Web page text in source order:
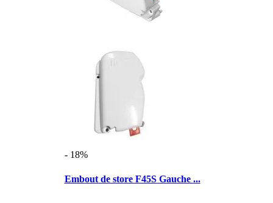
- 18%
Embout de store F45S Gauche ...